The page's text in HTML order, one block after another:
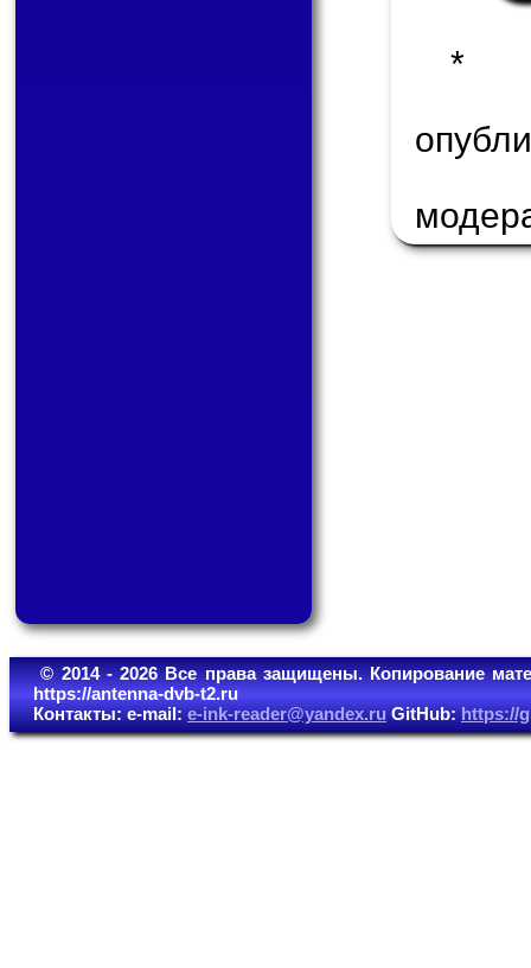
*
© 2014 - 2026 Все права защищены. Копирование
https://antenna-dvb-t2.ru
Контакты: e-mail:e-ink-reader@yandex.ruGitHub:https://